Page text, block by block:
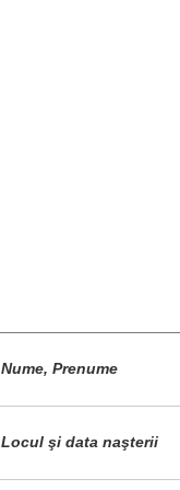
Nume, Prenume
Locul şi data naşterii